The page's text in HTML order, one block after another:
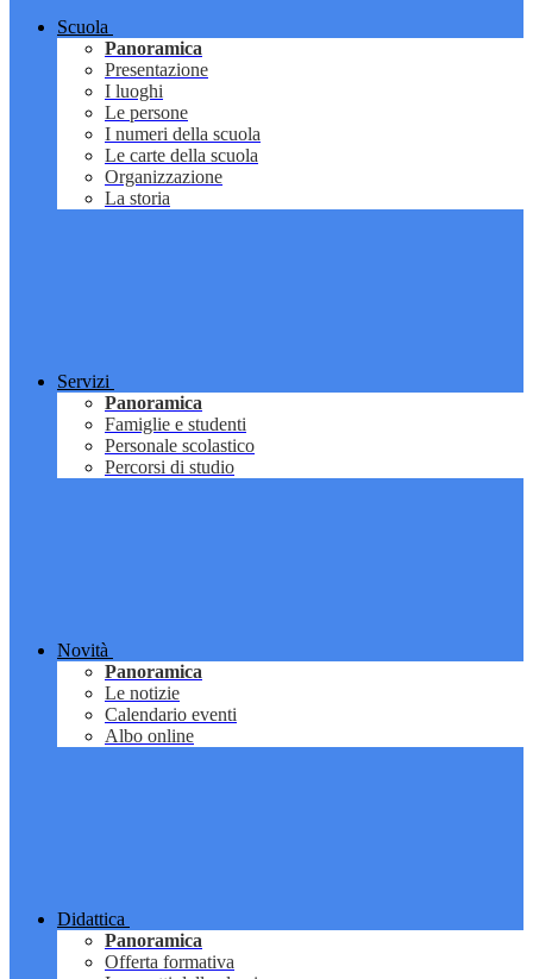
Scuola
Panoramica
Presentazione
I luoghi
Le persone
I numeri della scuola
Le carte della scuola
Organizzazione
La storia
Servizi
Panoramica
Famiglie e studenti
Personale scolastico
Percorsi di studio
Novità
Panoramica
Le notizie
Calendario eventi
Albo online
Didattica
Panoramica
Offerta formativa